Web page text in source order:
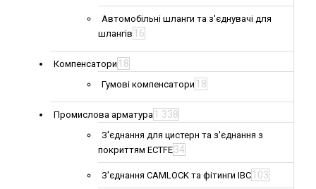
Автомобільні шланги та з'єднувачі для
шлангів 16
Компенсатори 18
Гумові компенсатори 18
Промислова арматура 1 338
З'єднання для цистерн та з'єднання з
покриттям ECTFE34
З'єднання CAMLOCK та фітинги IBC 103